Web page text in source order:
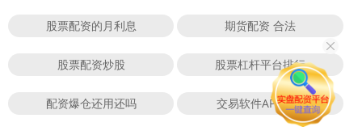
股票配资的月利息 期货配资 合法
股票配资炒股 股票杠杆平台排行
配资爆仓还用还吗 交易软件APP下载